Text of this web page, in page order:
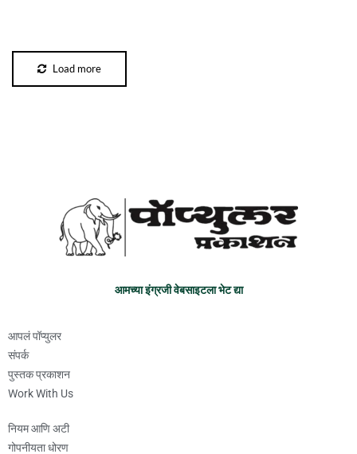
Load more
आमच्या इंग्रजी वेबसाइटला भेट द्या
आपलं पॉप्युलर
संपर्क
पुस्तक प्रकाशन
Work With Us
नियम आणि अटी
गोपनीयता धोरण